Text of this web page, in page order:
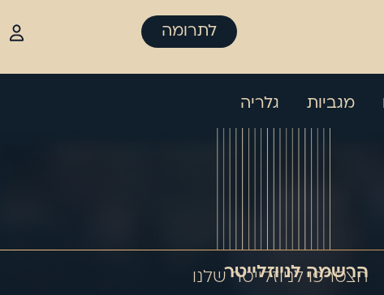
לתרומה
מגביות גלריה
הרשמה לניוזלייטר
הצטרפו לניוזלייטר שלנו